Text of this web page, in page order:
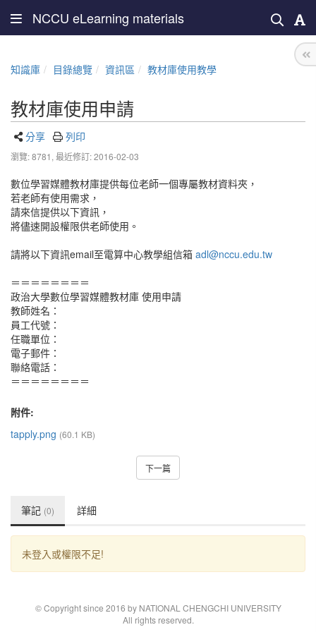
NCCU eLearning materials
知識庫 目錄總覽 資訊區 教材庫使用教學
教材庫使用申請
分享 列印
瀏覽: 8781, 最近修訂: 2016-02-03
數位學習媒體教材庫提供每位老師一個專屬教材資料夾，
若老師有使用需求，
請來信提供以下資訊，
將儘速開設權限供老師使用。
請將以下資訊email至電算中心教學組信箱 adl@nccu.edu.tw
＝＝＝＝＝＝＝＝
政治大學數位學習媒體教材庫 使用申請
教師姓名：
員工代號：
任職單位：
電子郵件：
聯絡電話：
＝＝＝＝＝＝＝＝
附件:
tapply.png (60.1 KB)
下一篇
筆記 (0) 詳細
未登入或權限不足!
© Copyright since 2016 by NATIONAL CHENGCHI UNIVERSITY
All rights reserved.